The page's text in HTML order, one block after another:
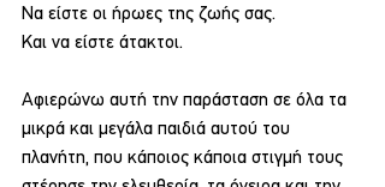
Να είστε οι ήρωες της ζωής σας.
Και να είστε άτακτοι.
Αφιερώνω αυτή την παράσταση σε όλα τα
μικρά και μεγάλα παιδιά αυτού του
πλανήτη, που κάποιος κάποια στιγμή τους